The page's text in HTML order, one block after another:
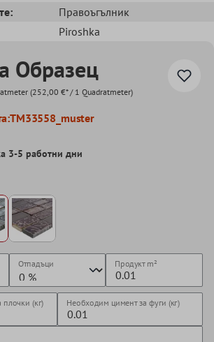
Правоъгълник
Piroshka
Образец
(252,00 €* / 1 Quadratmeter)
TM33558_muster
3-5 работни дни
Отпадъци Продуктm²
(кг) Необходим цимент за фуги (кг)